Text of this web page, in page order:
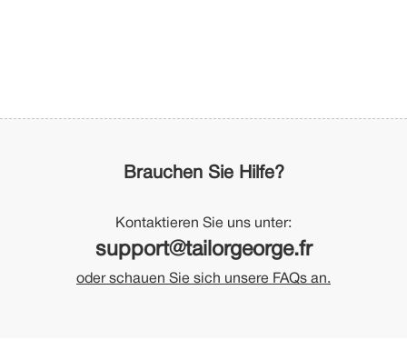
Brauchen Sie Hilfe?
Kontaktieren Sie uns unter:
support@tailorgeorge.fr
oder schauen Sie sich unsere FAQs an.